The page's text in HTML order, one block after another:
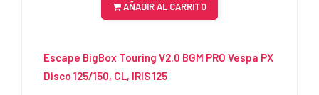
AÑADIR AL CARRITO
Escape BigBox Touring V2.0 BGM PRO Vespa PX
Disco 125/150, CL, IRIS 125